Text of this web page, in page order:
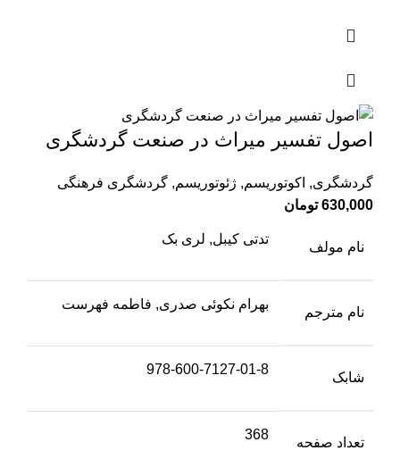
اصول تفسیر میراث در صنعت گردشگری
گردشگری, اکوتوریسم, ژئوتوریسم, گردشگری فرهنگی
630,000 تومان
نام مولف
تدتی کیبل, لری بک
نام مترجم
بهرام نکوئی صدری, فاطمه فهرست
شابک
978-600-7127-01-8
تعداد صفحه
368